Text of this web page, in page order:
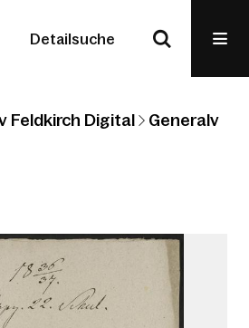
Detailsuche
Feldkirch Digital